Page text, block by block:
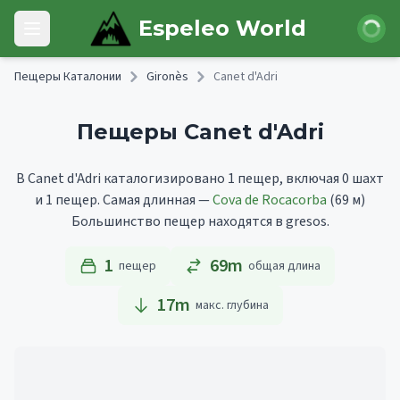
Skip to main content
Open main menu Espeleo World Войти
Пещеры Каталонии Gironès Canet d'Adri
Пещеры Canet d'Adri
В Canet d'Adri каталогизировано 1 пещер, включая 0 шахт
и 1 пещер.Самая длинная —Cova de Rocacorba (69 м)
Большинство пещер находятся в gresos.
1 пещер 69m общая длина
17m макс. глубина